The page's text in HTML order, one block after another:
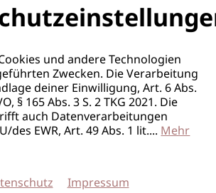
und andere Technologien
Zwecken. Die Verarbeitung
deiner Einwilligung, Art. 6 Abs.
§ 165 Abs. 3 S. 2 TKG 2021. Die
auch Datenverarbeitungen
des EWR, Art. 49 Abs. 1 lit....Mehr
Impressum